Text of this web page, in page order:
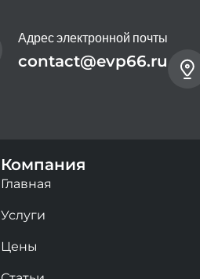
Адрес электронной почты
contact@evp66.ru
Компания
Главная
Услуги
Цены